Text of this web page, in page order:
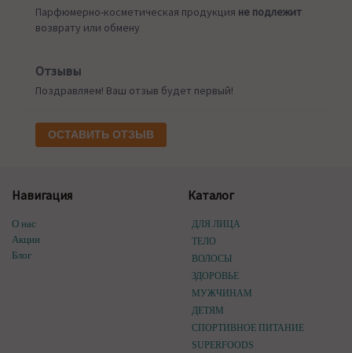
Парфюмерно-косметическая продукция не подлежит
возврату или обмену
Отзывы
Поздравляем! Ваш отзыв будет первый!
ОСТАВИТЬ ОТЗЫВ
Навигация
О нас
Акции
Блог
Каталог
ДЛЯ ЛИЦА
ТЕЛО
ВОЛОСЫ
ЗДОРОВЬЕ
МУЖЧИНАМ
ДЕТЯМ
СПОРТИВНОЕ ПИТАНИЕ
SUPERFOODS